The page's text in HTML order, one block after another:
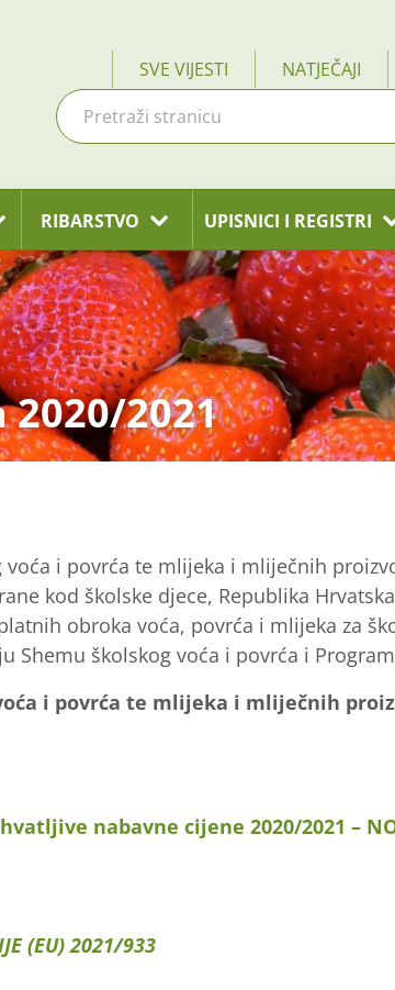
SVE VIJESTI NATJEČAJI
RIBARSTVO UPISNICI I REGISTRI
2020/2021
voća i povrća te mlijeka i mliječnih
kod školske djece, Republika
obroka voća, povrća i mlijeka za
Shemu školskog voća i povrća i
i povrća te mlijeka i mliječnih
nabavne cijene 2020/2021 –
(EU) 2021/933